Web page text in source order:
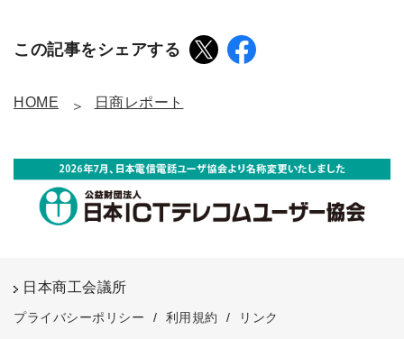
この記事をシェアする
HOME 日商レポート
日本商工会議所
プライバシーポリシー / 利用規約 /
リンク